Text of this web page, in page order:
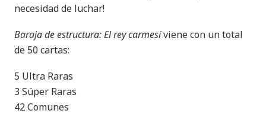
necesidad de luchar!
Baraja de estructura: El rey carmesíviene con un total
de 50 cartas:
5 Ultra Raras
3 Súper Raras
42 Comunes